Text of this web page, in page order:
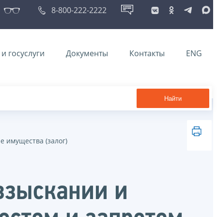
8-800-222-2222
госуслуги Документы Контакты ENG
Найти
имущества (залог)
и